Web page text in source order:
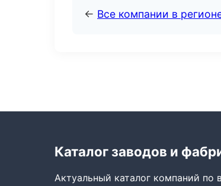
← Все компании в
Каталог заводов и
Актуальный каталог компаний по